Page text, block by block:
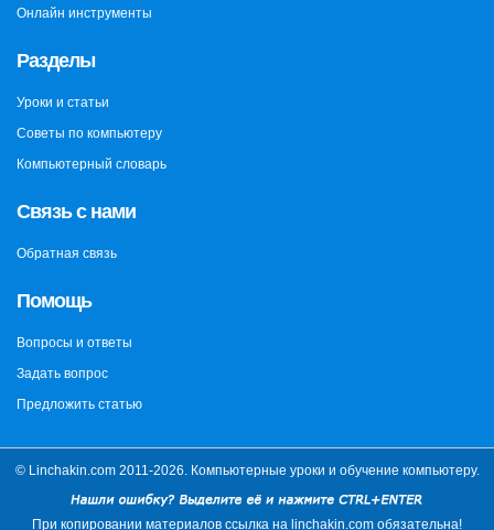
Онлайн инструменты
Разделы
Уроки и статьи
Советы по компьютеру
Компьютерный словарь
Связь с нами
Обратная связь
Помощь
Вопросы и ответы
Задать вопрос
Предложить статью
© Linchakin.com 2011-2026. Компьютерные уроки и обучение компьютеру.
При копировании материалов ссылка на linchakin.com обязательна!